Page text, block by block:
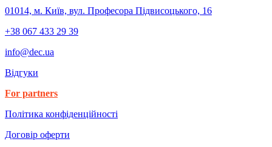
01014, м. Київ, вул. Професора Підвисоцького, 16
+38 067 433 29 39
info@dec.ua
Відгуки
For partners
Політика конфіденційності
Договір оферти